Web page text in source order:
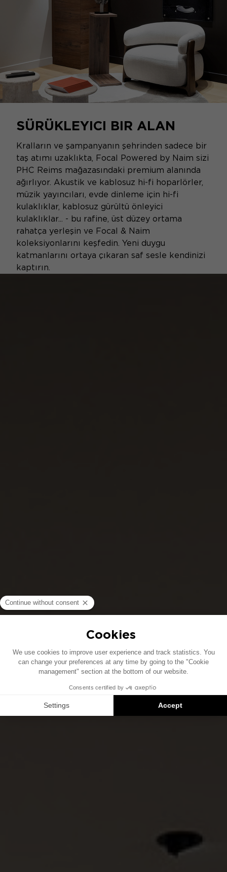
SÜRÜKLEYICI BIR ALAN
Kralların ve şampanyanın şehrinden sadece bir
taş atımı uzaklıkta, Focal Powered by Naim sizi
PHC Reims mağazasındaki premium alanında
ağırlıyor. Akustik ve kablosuz hi-fi hoparlörler,
müzik yayıncıları, evde dinleme için hi-fi
kulaklıklar, kablosuz gürültü önleyici
kulaklıklar... - bu rafine, üst düzey ortama
rahatça yerleşin ve Focal & Naim
koleksiyonlarını keşfedin. Yeni duygu
katmanlarını ortaya çıkaran saf sesle kendinizi
kaptırın.